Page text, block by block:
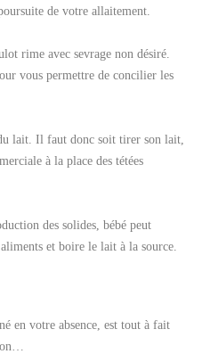
de votre allaitement.
rime avec sevrage non désiré.
vous permettre de concilier les
lait. Il faut donc soit tirer son lait,
à la place des tétées
des solides, bébé peut
et boire le lait à la source.
en votre absence, est tout à fait